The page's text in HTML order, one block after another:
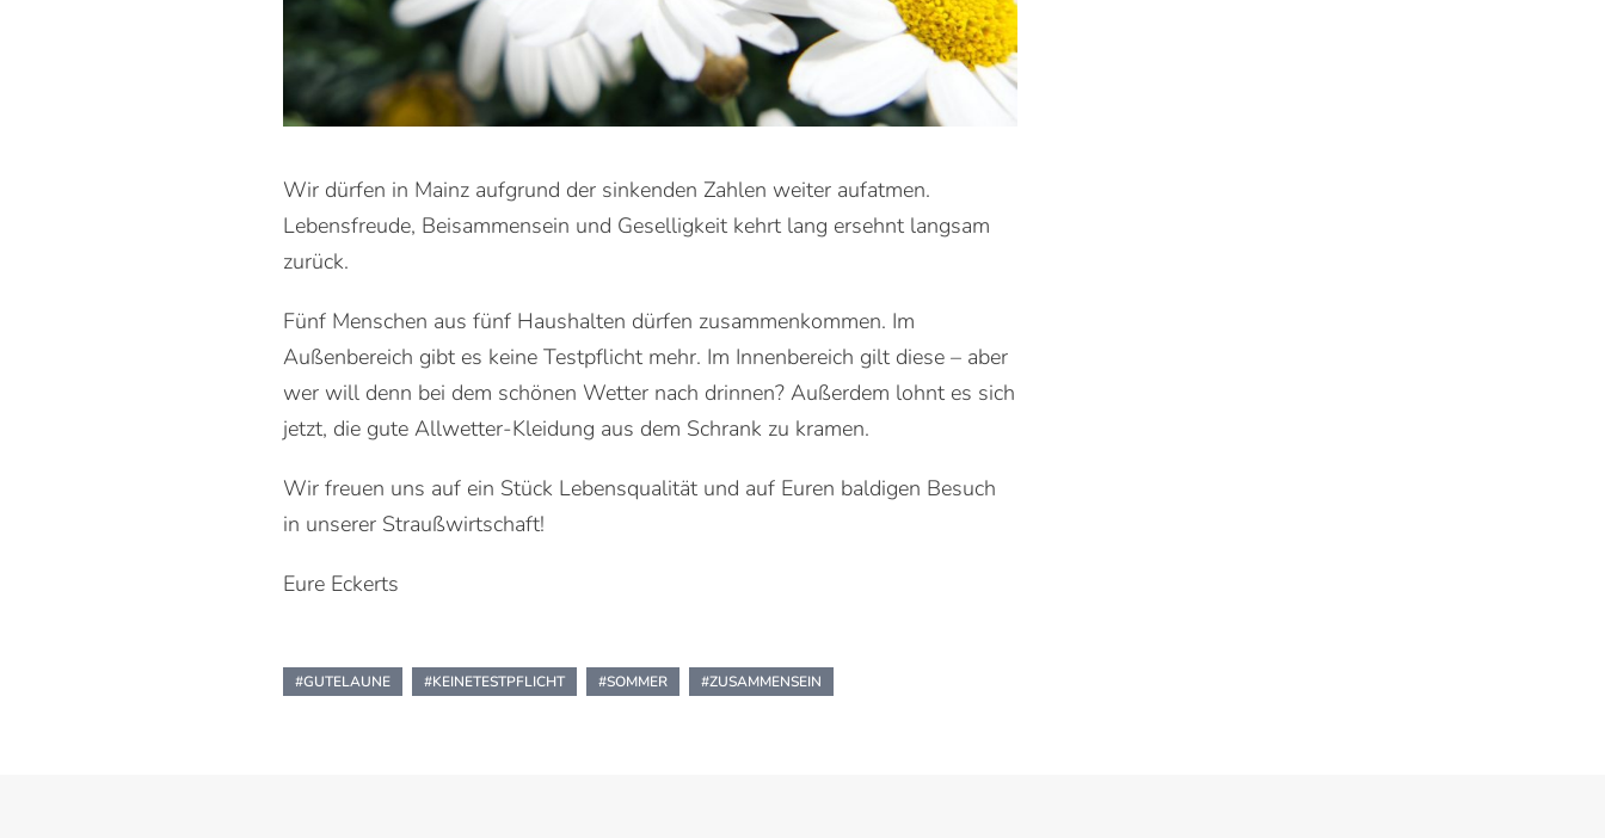
Wir dürfen in Mainz aufgrund der sinkenden Zahlen weiter aufatmen.
Lebensfreude, Beisammensein und Geselligkeit kehrt lang ersehnt langsam
zurück.
Fünf Menschen aus fünf Haushalten dürfen zusammenkommen. Im
Außenbereich gibt es keine Testpflicht mehr. Im Innenbereich gilt diese – aber
wer will denn bei dem schönen Wetter nach drinnen? Außerdem lohnt es sich
jetzt, die gute Allwetter-Kleidung aus dem Schrank zu kramen.
Wir freuen uns auf ein Stück Lebensqualität und auf Euren baldigen Besuch
in unserer Straußwirtschaft!
Eure Eckerts
#GUTELAUNE #KEINETESTPFLICHT #SOMMER #ZUSAMMENSEIN